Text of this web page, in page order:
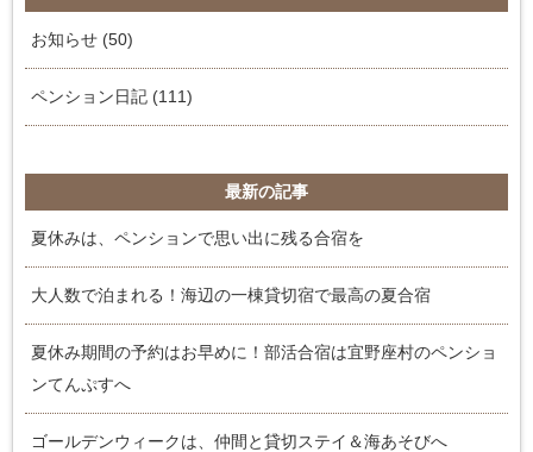
お知らせ (50)
ペンション日記 (111)
最新の記事
夏休みは、ペンションで思い出に残る合宿を
大人数で泊まれる！海辺の一棟貸切宿で最高の夏合宿
夏休み期間の予約はお早めに！部活合宿は宜野座村のペンショ
ンてんぷすへ
ゴールデンウィークは、仲間と貸切ステイ＆海あそびへ